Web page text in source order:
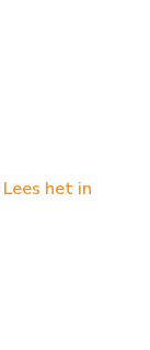
Lees het in